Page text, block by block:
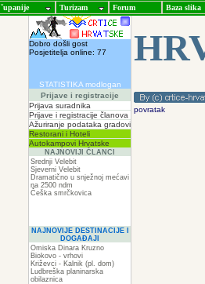
ˇupanije Turizam Forum Baza slika
Dobro došli gost
Posjetitelja online: 77
STATISTIKA modlogan
Prijave i registracije
Prijava suradnika
Prijave i registracije članova
Ažuriranje podataka gradovi
Restorani i Hoteli
Autokampovi Hrvatske
NAJNOVIJI ČLANCI
Srednji Velebit
Sjeverni Velebit
Dramatično u snježnoj mećavi
na 2500 ndm
Češka smrčkovica
NAJNOVIJE DESTINACIJE I
DOGAĐAJI
Omiska Dinara Kruzno
Biokovo - vrhovi
Križevci - Kalnik (pl. dom)
Ludbreška planinarska
obilaznica
povratak